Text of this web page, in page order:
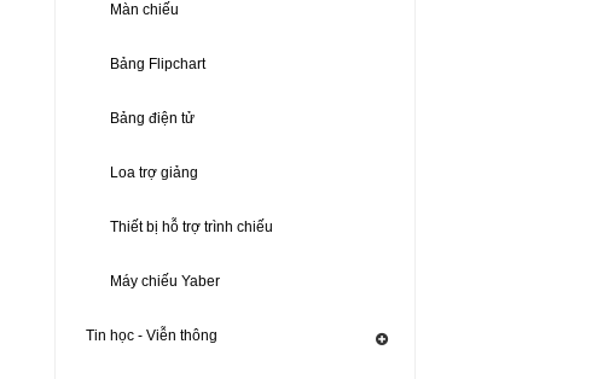
Màn chiếu
Bảng Flipchart
Bảng điện tử
Loa trợ giảng
Thiết bị hỗ trợ trình chiếu
Máy chiếu Yaber
Tin học - Viễn thông